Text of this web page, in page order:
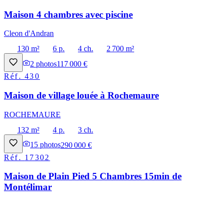
Maison 4 chambres avec piscine
Cleon d'Andran
130 m²
6 p. 4 ch.
2 700 m²
2 photos117 000 €
Réf.430
Maison de village louée à Rochemaure
ROCHEMAURE
132 m²
4 p.
3 ch.
15 photos290 000 €
Réf. 17302
Maison de Plain Pied 5 Chambres 15min de
Montélimar